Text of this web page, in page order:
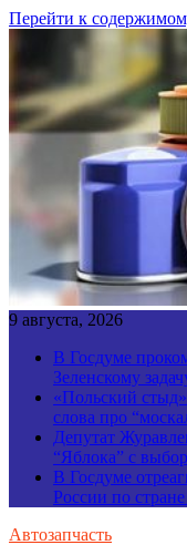
Перейти к
9 августа, 2026
В Госдуме
Зеленскому
«Польский
слова про
Депутат
“Яблока” с
В Госдуме
России по
Автозапчасть